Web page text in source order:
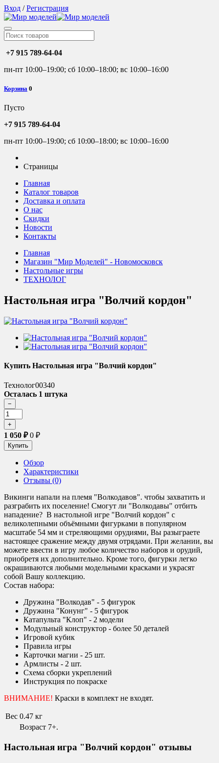
Вход /Регистрация
+7 915 789-64-04
пн-пт 10:00–19:00; сб 10:00–18:00; вс 10:00–16:00
Корзина 0
Пусто
+7 915 789-64-04
пн-пт 10:00–19:00; сб 10:00–18:00; вс 10:00–16:00
Страницы
Главная
Каталог товаров
Доставка и оплата
О нас
Скидки
Новости
Контакты
Главная
Магазин "Мир Моделей" - Новомосковск
Настольные игры
ТЕХНОЛОГ
Настольная игра "Волчий кордон"
Купить Настольная игра "Волчий кордон"
Технолог00340
Осталась 1 штука
1 050 ₽0 ₽
Обзор
Характеристики
Отзывы (0)
Викинги напали на племя "Волкодавов". чтобы захватить и
разграбить их поселение! Смогут ли "Волкодавы" отбить
нападение? В настольной игре "Волчий кордон" с
великолепными объёмными фигурками в популярном
масштабе 54 мм и стреляющими орудиями, Вы разыграете
настоящее сражение между двумя отрядами. При желании, вы
можете ввести в игру любое количество наборов и орудий,
приобретя их дополнительно. Кроме того, фигурки легко
окрашиваются любыми модельными красками и украсят
собой Вашу коллекцию.
Состав набора:
Дружина "Волкодав" - 5 фигурок
Дружина "Конунг" - 5 фигурок
Катапульта "Клоп" - 2 модели
Модульный конструктор - более 50 деталей
Игровой кубик
Правила игры
Карточки магии - 25 шт.
Армлисты - 2 шт.
Схема сборки укреплений
Инструкция по покраске
ВНИМАНИЕ! Краски в комплект не входят.
Вес 0.47 кг
Возраст 7+.
Настольная игра "Волчий кордон" отзывы